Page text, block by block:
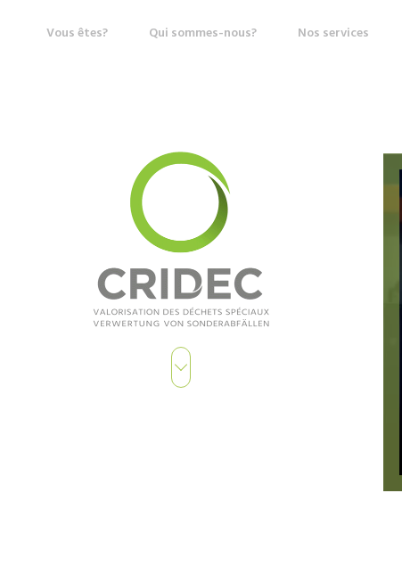
Vous êtes? Qui sommes-nous? Nos services